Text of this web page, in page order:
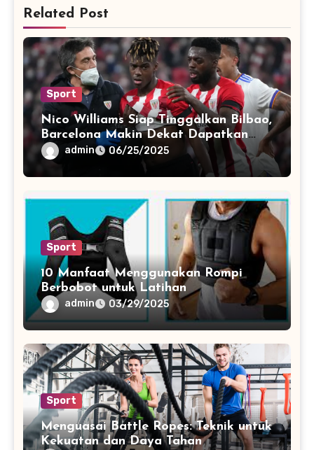
Related Post
Sport
Nico Williams Siap Tinggalkan Bilbao,
Barcelona Makin Dekat Dapatkan
Target Utama
admin 06/25/2025
Sport
10 Manfaat Menggunakan Rompi
Berbobot untuk Latihan
admin 03/29/2025
Sport
Menguasai Battle Ropes: Teknik untuk
Kekuatan dan Daya Tahan